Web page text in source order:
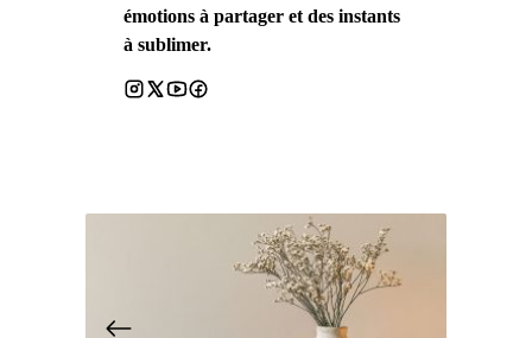
émotions à partager et des instants
à sublimer.